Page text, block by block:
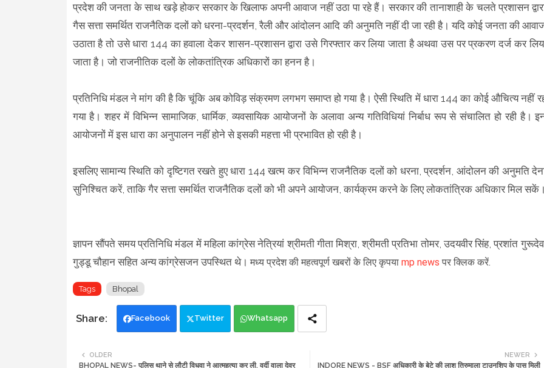
प्रदेश की जनता के साथ खड़े होकर सरकार के खिलाफ अपनी आवाज नहीं उठा पा रहे हैं। सरकार की तानाशाही के चलते प्रशासन
गैस सत्ता समर्थित राजनैतिक दलों को धरना-प्रदर्शन, रैली और आंदोलन आदि की अनुमति नहीं दी जा रही है। यदि कोई जनता की
उठाता है तो उसे धारा 144 का हवाला देकर शासन-प्रशासन द्वारा उसे गिरफ्तार कर लिया जाता है अथवा उस पर प्रकरण दर्ज कर
जाता है। जो राजनीतिक दलों के लोकतांत्रिक अधिकारों का हनन है।
प्रतिनिधि मंडल ने मांग की है कि चूंकि अब कोविड़ संक्रमण लगभग समाप्त हो गया है। ऐसी स्थिति में धारा 144 का कोई औचित्य नहीं
गया है। शहर में विभिन्न सामाजिक, धार्मिक, व्यवसायिक आयोजनों के अलावा अन्य गतिविधियां निर्बाध रूप से संचालित हो रही है।
आयोजनों में इस धारा का अनुपालन नहीं होने से इसकी महत्ता भी प्रभावित हो रही है।
इसलिए सामान्य स्थिति को दृष्टिगत रखते हुए धारा 144 खत्म कर विभिन्न राजनैतिक दलों को धरना, प्रदर्शन, आंदोलन की अनुमति
सुनिश्चित करें, ताकि गैर सत्ता समर्थित राजनैतिक दलों को भी अपने आयोजन, कार्यक्रम करने के लिए लोकतांत्रिक अधिकार मिल
ज्ञापन सौंपते समय प्रतिनिधि मंडल में महिला कांग्रेस नेत्रियां श्रीमती गीता मिश्रा, श्रीमती प्रतिभा तोमर, उदयवीर सिंह, प्रशांत
गुड्डू चौहान सहित अन्य कांग्रेसजन उपस्थित थे। मध्य प्रदेश की महत्वपूर्ण खबरों के लिए कृपया mp news पर क्लिक करें.
Tags Bhopal
Facebook Twitter Whatsapp
NEWER
INDORE NEWS - BSF अधिकारी के बेटे की लाश तिरुमाला टाउनशिप के पास मिली
OLDER
BHOPAL NEWS- पुलिस थाने से लौटी विधवा ने आत्महत्या कर ली, वर्दी वाला देवर